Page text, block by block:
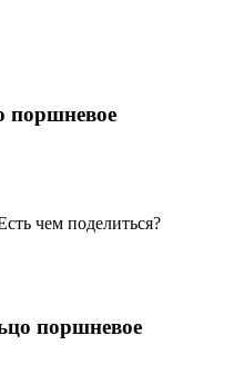
поршневое
чем поделиться?
поршневое